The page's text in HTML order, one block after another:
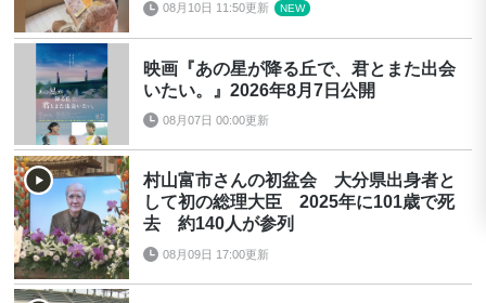
08月10日 11:50更新
映画『あの星が降る丘で、君とまた出会
いたい。』2026年8月7日公開
08月07日 00:00更新
村山富市さんの初盆会 大分県出身者と
して初の総理大臣 2025年に101歳で死
去 約140人が参列
08月09日 17:00更新